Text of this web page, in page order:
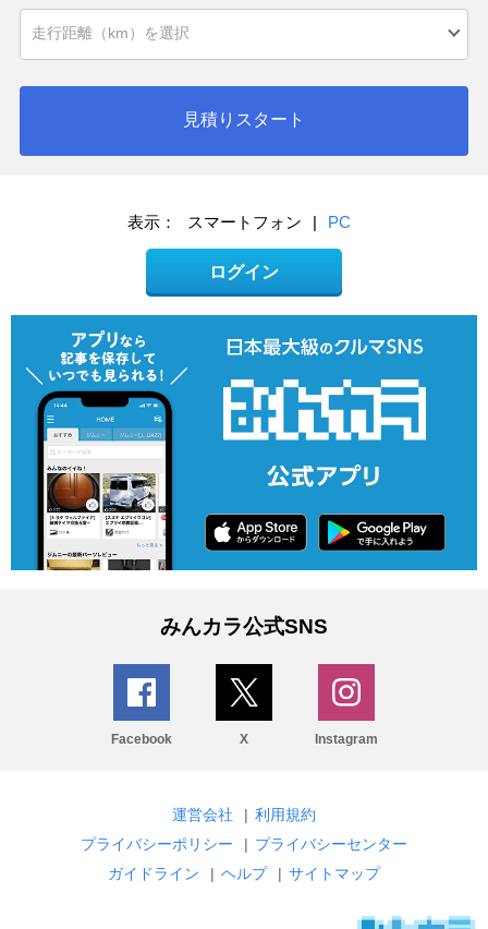
見積りスタート
表示： スマートフォン | PC
ログイン
みんカラ公式SNS
Facebook X Instagram
運営会社 | 利用規約
プライバシーポリシー
| プライバシーセンター
ガイドライン
| ヘルプ | サイトマップ